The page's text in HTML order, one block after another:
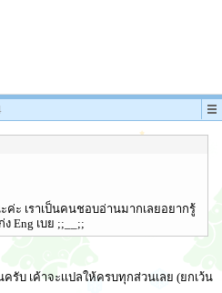
ะ เราเป็นคนชอบอ่านมากเลยอยากรู้
Eng เบย ;;__;;
บ เค้าจะเเปลให้ครบทุกส่วนเลย (ยกเว้น